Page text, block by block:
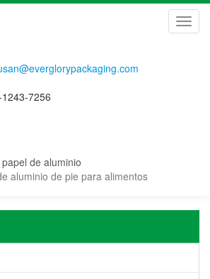
7256
de aluminio
aluminio de pie para alimentos